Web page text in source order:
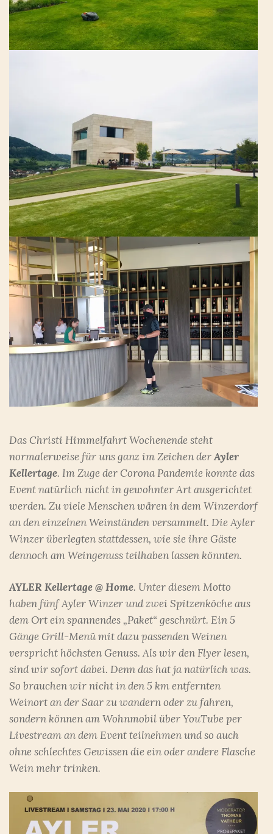
Das Christi Himmelfahrt Wochenende steht
normalerweise für uns ganz im Zeichen derAyler
Kellertage. Im Zuge der Corona Pandemie konnte das
Event natürlich nicht in gewohnter Art ausgerichtet
werden. Zu viele Menschen wären in dem Winzerdorf
an den einzelnen Weinständen versammelt. Die Ayler
Winzer überlegten stattdessen, wie sie ihre Gäste
dennoch am Weingenuss teilhaben lassen könnten.
AYLER Kellertage @ Home. Unter diesem Motto
haben fünf Ayler Winzer und zwei Spitzenköche aus
dem Ort ein spannendes „Paket“ geschnürt. Ein 5
Gänge Grill-Menü mit dazu passenden Weinen
verspricht höchsten Genuss. Als wir den Flyer lesen,
sind wir sofort dabei. Denn das hat ja natürlich was.
So brauchen wir nicht in den 5 km entfernten
Weinort an der Saar zu wandern oder zu fahren,
sondern können am Wohnmobil über YouTube per
Livestream an dem Event teilnehmen und so auch
ohne schlechtes Gewissen die ein oder andere Flasche
Wein mehr trinken.